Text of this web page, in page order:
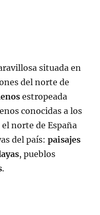
situada en
del norte de
estropeada
conocidas a los
norte de España
del país:paisajes
, pueblos
.